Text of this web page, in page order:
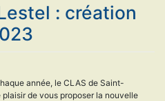
: création
année, le CLAS de Saint-
de vous proposer la nouvelle